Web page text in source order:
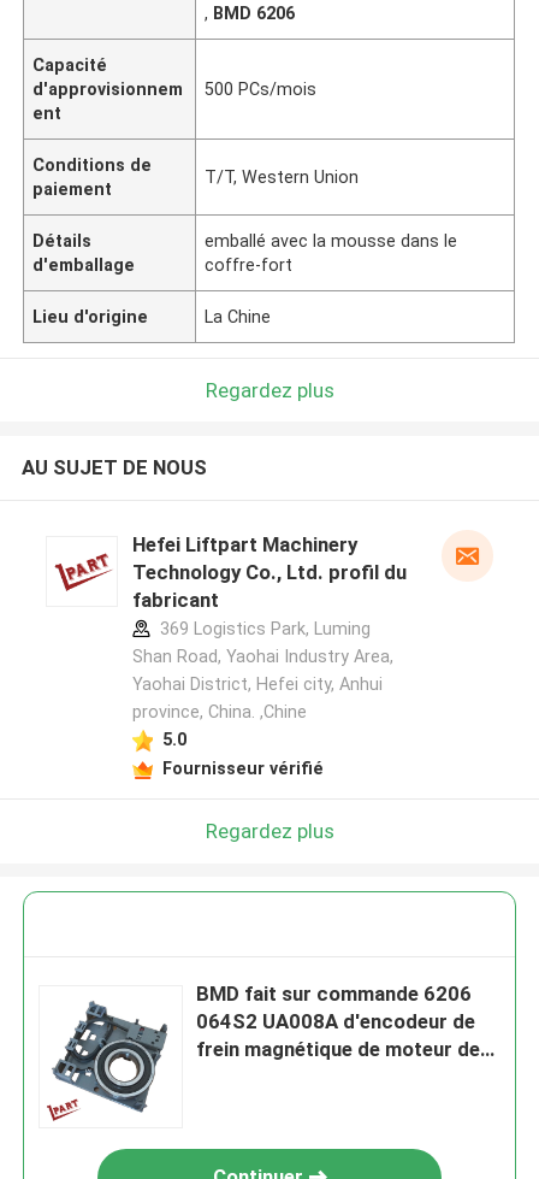
, BMD 6206
Capacité
d'approvisionnem
ent
500 PCs/mois
Conditions de
paiement
T/T, Western Union
Détails
d'emballage
emballé avec la mousse dans le
coffre-fort
Lieu d'origine La Chine
Regardez plus
AU SUJET DE NOUS
Hefei Liftpart Machinery
Technology Co., Ltd. profil du
fabricant
369 Logistics Park, Luming
Shan Road, Yaohai Industry Area,
Yaohai District, Hefei city, Anhui
province, China. ,Chine
5.0
Fournisseur vérifié
Regardez plus
BMD fait sur commande 6206
064S2 UA008A d'encodeur de
frein magnétique de moteur de